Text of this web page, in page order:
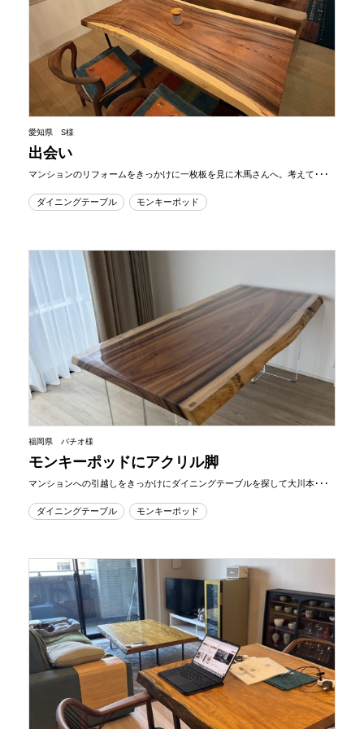
愛知県 S様
出会い
マンションのリフォームをきっかけに一枚板を見に木馬さんへ。考えて･･･
ダイニングテーブル モンキーポッド
福岡県 バチオ様
モンキーポッドにアクリル脚
マンションへの引越しをきっかけにダイニングテーブルを探して大川本･･･
ダイニングテーブル モンキーポッド